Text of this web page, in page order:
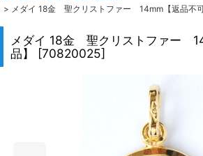
> メダイ 18金 聖クリストファー 14mm【返品不可
メダイ 18金 聖クリストファー
品】
[70820025]